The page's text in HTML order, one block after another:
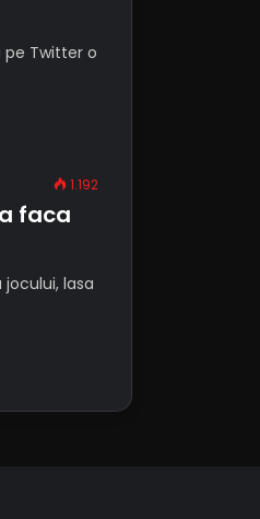
pe Twitter o
1.192
faca
lasa